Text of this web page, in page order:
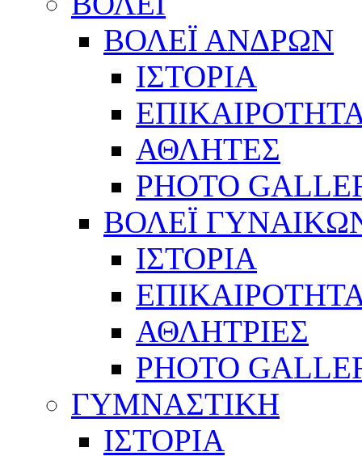
ΒΟΛΕΪ ΑΝΔΡΩΝ
ΙΣΤΟΡΙΑ
ΑΘΛΗΤΕΣ
PHOTO
ΒΟΛΕΪ
ΙΣΤΟΡΙΑ
ΑΘΛΗΤΡΙΕΣ
PHOTO
ΓΥΜΝΑΣΤΙΚΗ
ΙΣΤΟΡΙΑ